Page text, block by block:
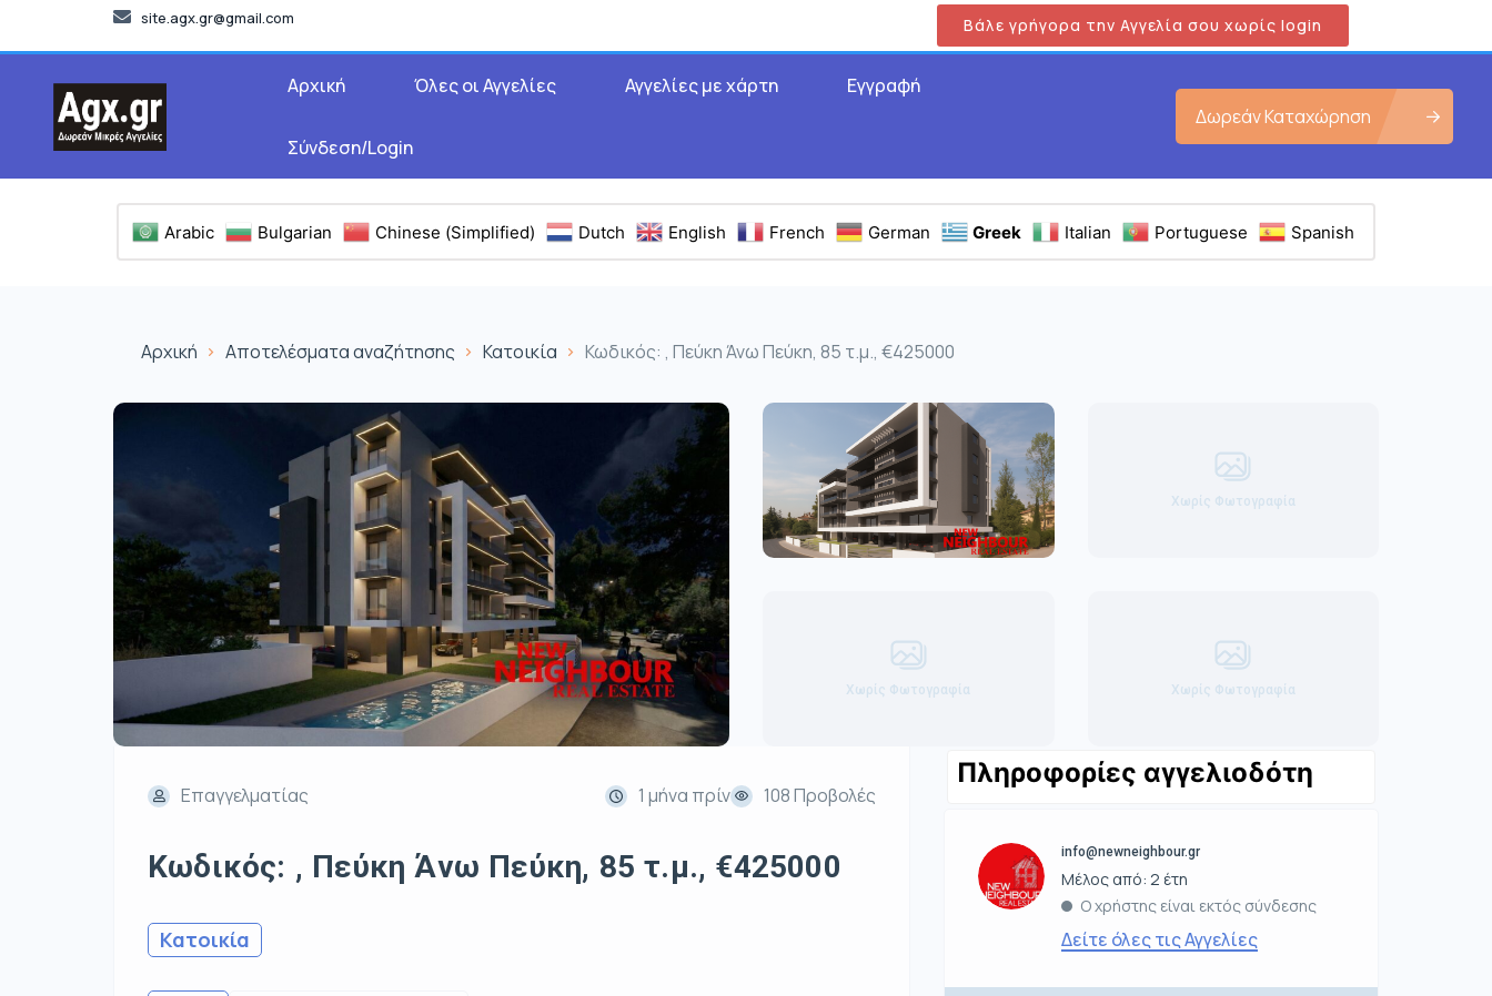
site.agx.gr@gmail.com Βάλε γρήγορα την Αγγελία σου χωρίς login
Αρχική Όλες οι Αγγελίες Αγγελίες με χάρτη Εγγραφή
Σύνδεση/Login
Δωρεάν Καταχώρηση
Arabic Bulgarian Chinese (Simplified) Dutch English French German Greek Italian Portuguese Spanish
Αρχική Αποτελέσματα αναζήτησης Κατοικία Κωδικός: , Πεύκη Άνω Πεύκη, 85 τ.μ., €425000
Χωρίς Φωτογραφία
Χωρίς Φωτογραφία Χωρίς Φωτογραφία
Επαγγελματίας 1 μήνα πρίν 108 Προβολές
Κωδικός: , Πεύκη Άνω Πεύκη, 85 τ.μ., €425000
Κατοικία
Πληροφορίες αγγελιοδότη
info@newneighbour.gr
Μέλος από: 2 έτη
Ο χρήστης είναι εκτός σύνδεσης
Δείτε όλες τις Αγγελίες